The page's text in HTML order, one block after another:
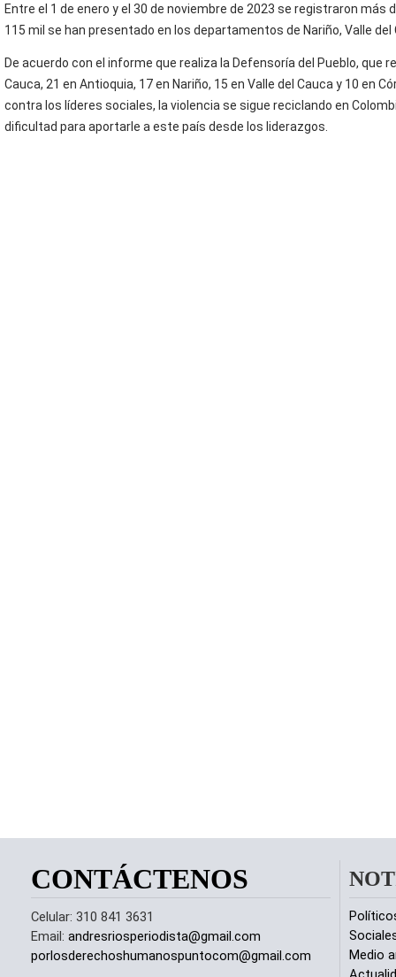
Entre el 1 de enero y el 30 de noviembre de 2023 se registraron
115 mil se han presentado en los departamentos de Nariño, Valle
De acuerdo con el informe que realiza la Defensoría del Pueblo, que
Cauca, 21 en Antioquia, 17 en Nariño, 15 en Valle del Cauca y 10 en
contra los líderes sociales, la violencia se sigue reciclando en
dificultad para aportarle a este país desde los liderazgos.
CONTÁCTENOS
Celular: 310 841 3631
Email: andresriosperiodista@gmail.com
porlosderechoshumanospuntocom@gmail.com
Medio